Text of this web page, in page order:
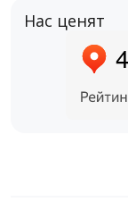
Нас ценят